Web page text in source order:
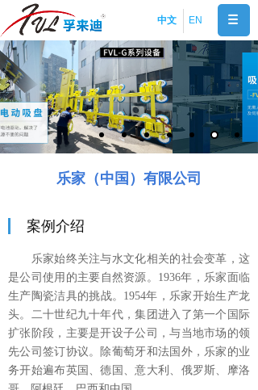
乐家（中国）有限公司
案例介绍
乐家始终关注与水文化相关的社会变革，这
是公司使用的主要自然资源。1936年，乐家面临
生产陶瓷洁具的挑战。1954年，乐家开始生产龙
头。二十世纪九十年代，集团进入了第一个国际
扩张阶段，主要是开设子公司，与当地市场的领
先公司签订协议。除葡萄牙和法国外，乐家的业
务开始遍布英国、德国、意大利、俄罗斯、摩洛
中文 EN